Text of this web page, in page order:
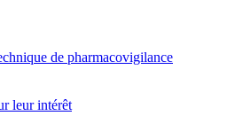
de pharmacovigilance
leur intérêt